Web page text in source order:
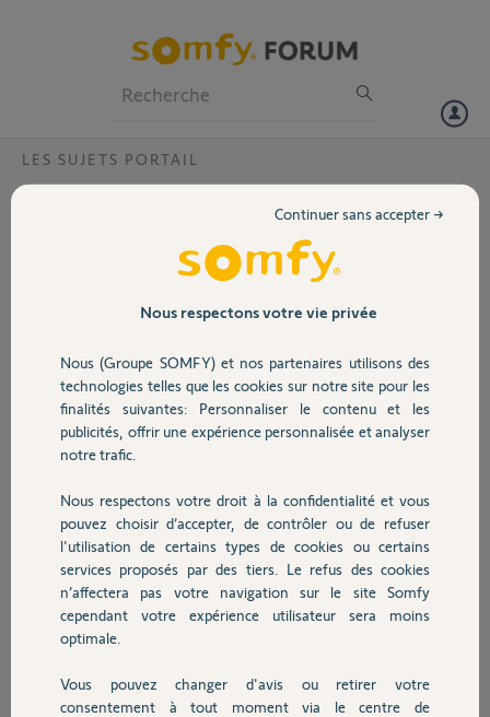
Volet
Sécurité
Domotique
Chauffage
Autres produits
Devis avec un pro
LES SUJETS PORTAIL
Où trouver carte électronique pour clavier
à code - somfy 2 rts - somfy 1870917
La carte électronique de mon clavier à code est HS et je souhaite la
rechange, je n'ai toujours rien trouvé.
Pouvez vous m'aider svp
eric L.
Participer au fil de discussion
Réponses
Ce type de carte ne se commercialise pas.
Nous respectons votre vie privée
Nous (Groupe SOMFY) et nos partenaires utilisons des
technologies telles que les cookies sur notre site pour les
finalités suivantes: Personnaliser le contenu et les
publicités, offrir une expérience personnalisée et analyser
notre trafic.
Nous respectons votre droit à la confidentialité et vous
pouvez choisir d’accepter, de contrôler ou de refuser
l'utilisation de certains types de cookies ou certains
services proposés par des tiers. Le refus des cookies
n’affectera pas votre navigation sur le site Somfy
cependant votre expérience utilisateur sera moins
optimale.
Vous pouvez changer d'avis ou retirer votre
consentement à tout moment via le centre de
Continuer sans accepter →